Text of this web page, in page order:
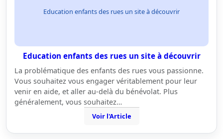
Education enfants des rues un site à découvrir
Education enfants des rues un site à découvrir
La problématique des enfants des rues vous passionne.
Vous souhaitez vous engager véritablement pour leur
venir en aide, et aller au-delà du bénévolat. Plus
généralement, vous souhaitez…
Voir l'Article